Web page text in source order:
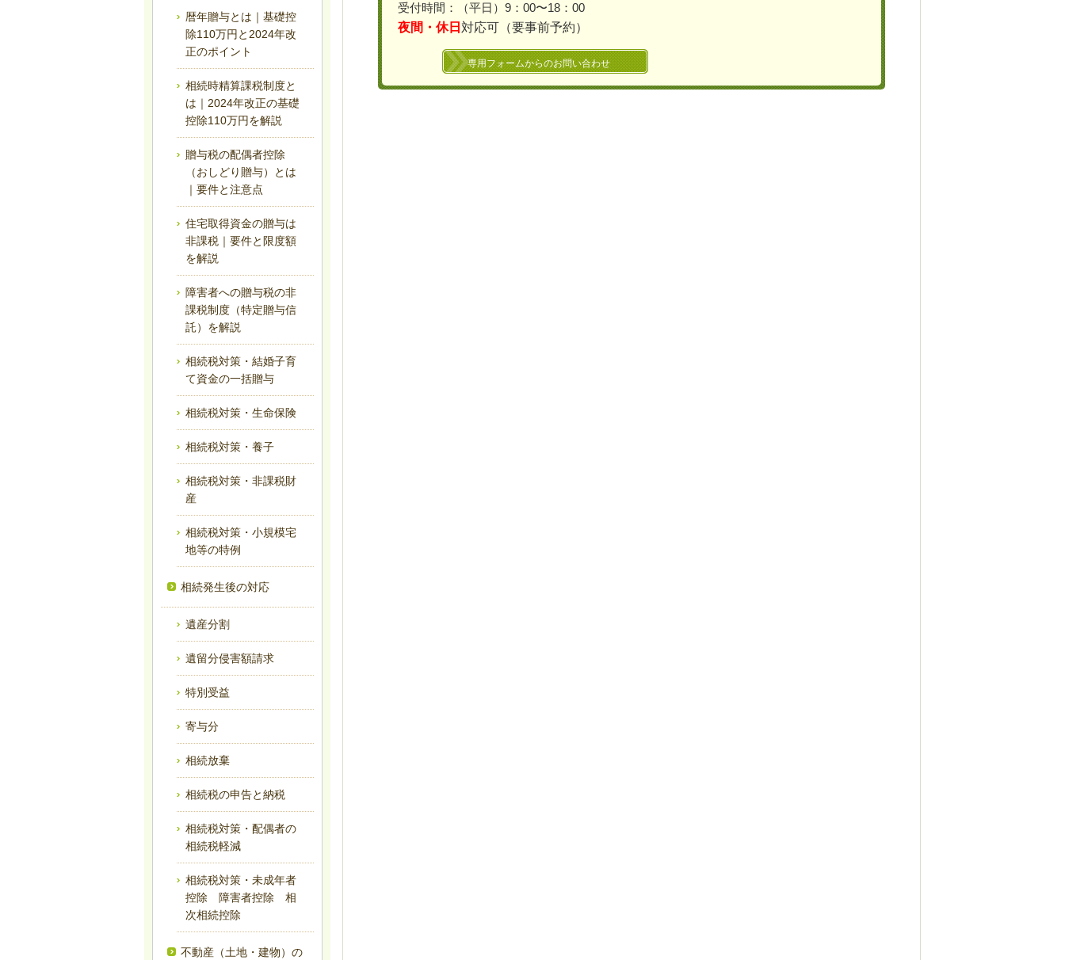
受付時間：（平日）9：00〜18：00
夜間・休日 対応可（要事前予約）
専用フォームからのお問い合わせ
暦年贈与とは｜基礎控
除110万円と2024年改
正のポイント
相続時精算課税制度と
は｜2024年改正の基礎
控除110万円を解説
贈与税の配偶者控除
（おしどり贈与）とは
｜要件と注意点
住宅取得資金の贈与は
非課税｜要件と限度額
を解説
障害者への贈与税の非
課税制度（特定贈与信
託）を解説
相続税対策・結婚子育
て資金の一括贈与
相続税対策・生命保険
相続税対策・養子
相続税対策・非課税財
産
相続税対策・小規模宅
地等の特例
相続発生後の対応
遺産分割
遺留分侵害額請求
特別受益
寄与分
相続放棄
相続税の申告と納税
相続税対策・配偶者の
相続税軽減
相続税対策・未成年者
控除 障害者控除 相
次相続控除
不動産（土地・建物）の